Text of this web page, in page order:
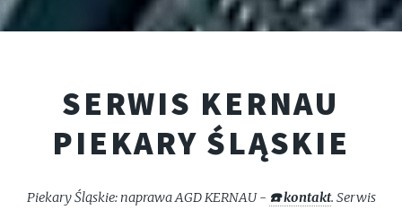
SERWIS KERNAU
PIEKARY ŚLĄSKIE
Piekary Śląskie: naprawa AGD KERNAU - ☎️ kontakt. Serwis